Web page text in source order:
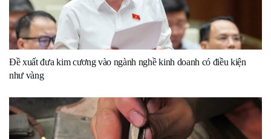
Đề xuất đưa kim cương vào ngành nghề kinh doanh có điều kiện
như vàng